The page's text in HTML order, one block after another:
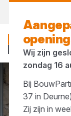
...
Wij zijn
zondag 16
Bij
37 in
Zij zijn in